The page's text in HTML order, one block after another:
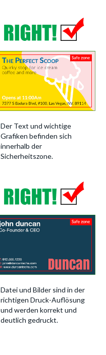
Der Text und wichtige
Grafiken befinden sich
innerhalb der
Sicherheitszone.
Datei und Bilder sind in der
richtigen Druck-Auflösung
und werden korrekt und
deutlich gedruckt.